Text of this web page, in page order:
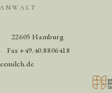
·
22605 Hamburg
·
Fax +49.40.8806418